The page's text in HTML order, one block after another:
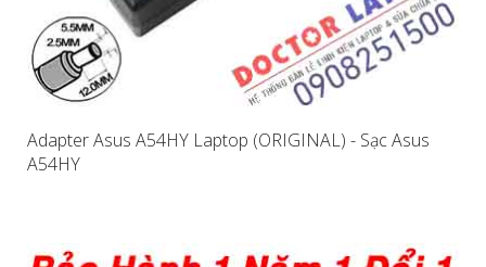
Adapter Asus A54HY Laptop (ORIGINAL) - Sạc Asus
A54HY